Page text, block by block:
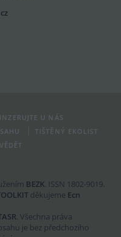
INZERUJTE U NÁS
TIŠTĚNÝ EKOLIST
BEZK. ISSN 1802-9019.
děkujeme Ecn
. Všechna práva
je bez předchozího